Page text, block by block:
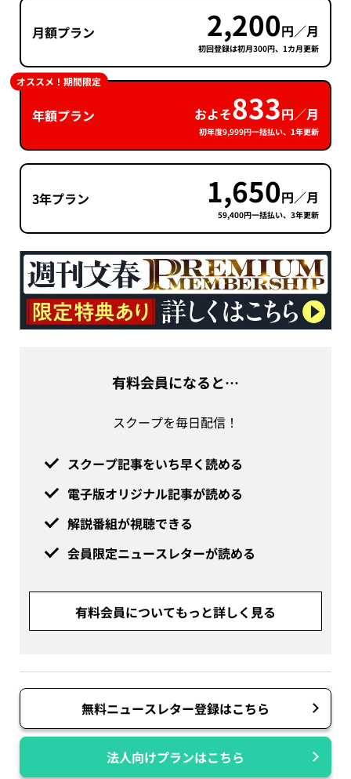
月額プラン 2,200円／月
初回登録は初月300円、1カ月更新
年額プラン およそ833円／月
初年度9,999円一括払い、1年更新
オススメ！期間限定
3年プラン 1,650円／月
59,400円一括払い、3年更新
有料会員になると…
スクープを毎日配信！
スクープ記事をいち早く読める
電子版オリジナル記事が読める
解説番組が視聴できる
会員限定ニュースレターが読める
有料会員についてもっと詳しく見る
無料ニュースレター登録はこちら
法人向けプランはこちら